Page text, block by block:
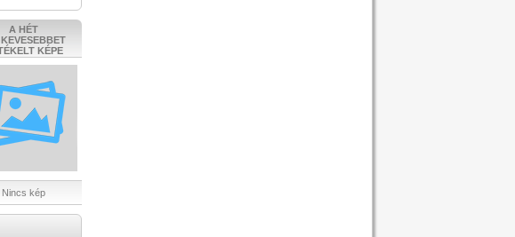
A HÉT
KÉPE
Nincs kép